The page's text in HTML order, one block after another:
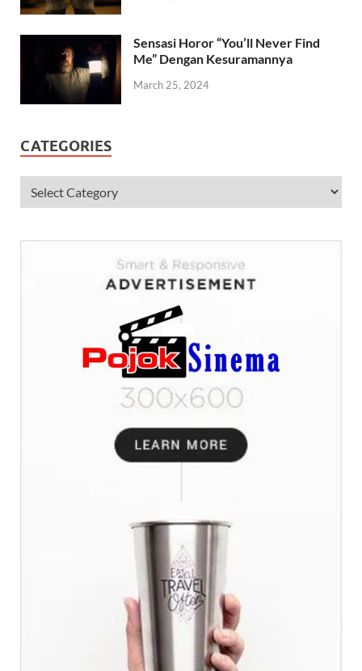
Sensasi Horor “You’ll Never Find
Me” Dengan Kesuramannya
March 25, 2024
CATEGORIES